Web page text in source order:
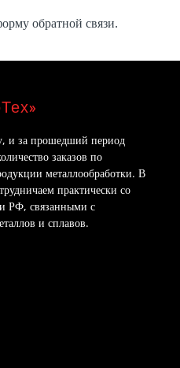
обратной связи.
и за прошедший период
заказов по
металлообработки. В
практически со
РФ, связанными с
и сплавов.